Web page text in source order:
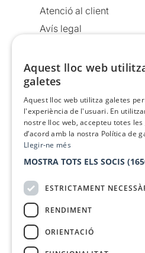
Atenció al client
Avís legal
Política de cookies
Condicions d’ús
Comunicacions
Anuncia’t
Vull rebre la
Amb el suport de
Aquest lloc web
galetes
Aquest lloc web utilitza galetes
l'experiència de l'usuari. En
nostre lloc web, accepteu totes les
d’acord amb la nostra Política de
Llegir-ne més
MOSTRA TOTS ELS SOCIS
ESTRICTAMENT
RENDIMENT
ORIENTACIÓ